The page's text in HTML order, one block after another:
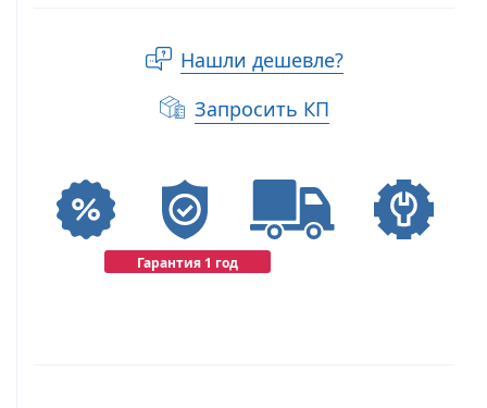
Нашли дешевле?
Запросить КП
Гарантия 1 год